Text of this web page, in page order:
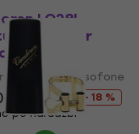
LC28L
za tenor
za tenor saksofone
108 €
- 18 %
po narudžbi